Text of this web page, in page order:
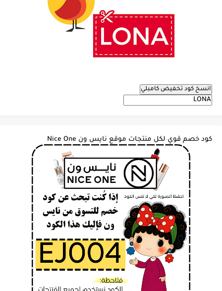
انسخ كود تخفيض كامبلي
كود خصم قوي لكل منتجات موقع نايس ون Nice One